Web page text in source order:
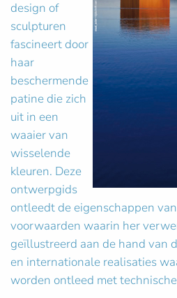
design of
sculpturen
fascineert door
haar
beschermende
patine die zich
uit in een
waaier van
wisselende
kleuren. Deze
ontwerpgids
ontleedt de eigenschappen
voorwaarden waarin her
geïllustreerd aan de hand van
en internationale realisaties
worden ontleed met